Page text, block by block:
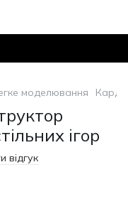
моделювання
ігор
відгук